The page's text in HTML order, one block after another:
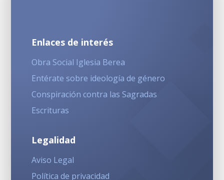
Enlaces de interés
Obra Social Iglesia Berea
Entérate sobre ideología de género
Conspiración contra las Sagradas
Escrituras
Legalidad
Aviso Legal
Política de privacidad